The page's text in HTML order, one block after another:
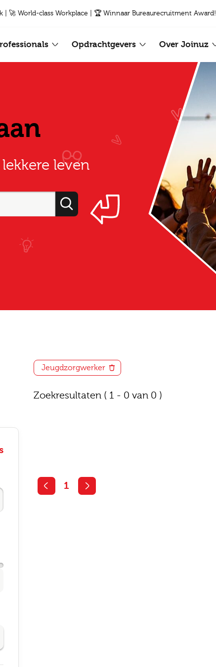
| 🚀 World-class Workplace | 🏆 Winnaar Bureaurecruitment Award!
Opdrachtgevers Over Joinuz
leven
Jeugdzorgwerker
Zoekresultaten ( 1 - 0 van 0 )
1